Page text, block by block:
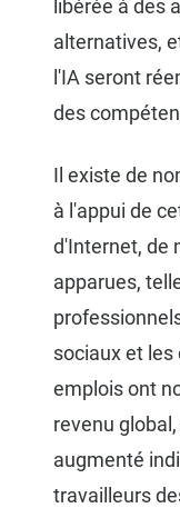
libérée à des
alternatives,
l'IA seront
des
Il existe de
à l'appui de
d'Internet, de
apparues,
sociaux et les
emplois ont
revenu
augmenté
travailleurs